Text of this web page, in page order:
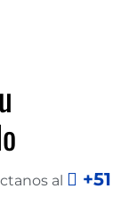
al
+51